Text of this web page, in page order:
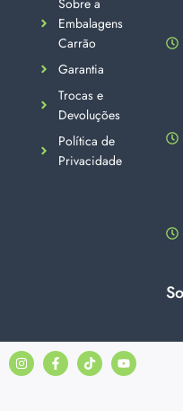
Sobre a
Embalagens
Carrão
Garantia
Trocas e
Devoluções
Política de
Privacidade